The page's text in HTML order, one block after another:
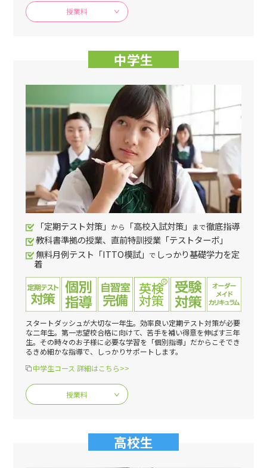
授業料
中学生
「定期テスト対策」 から 「高校入試対策」 まで徹底指導
教科書準拠の授業、直前特訓授業「テストターボ」
無料月例テスト「ITTO模試」 で しっかり基礎学力を定
着
スタートダッシュが大切な一年生。効率良い定期テスト対策が必要
な二年生。第一志望校合格に向けて、苦手を補い得意を伸ばす三年
生。その時々のお子様に必要な学習を「個別指導」だからこそでき
るきめ細かな指導で、しっかりサポートします。
中学生コース 詳細はこちら>>
授業料
高校生